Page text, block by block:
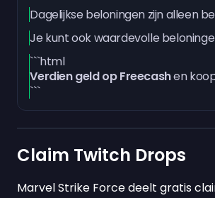
Dagelijkse beloningen zijn alleen
Je kunt ook waardevolle
```html
Verdien geld op Freecashen
```
Claim Twitch Drops
Marvel Strike Force deelt gratis